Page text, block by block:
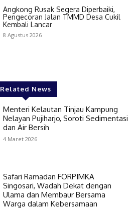
Angkong Rusak Segera Diperbaiki,
Pengecoran Jalan TMMD Desa Cukil
Kembali Lancar
8 Agustus 2026
Related News
Menteri Kelautan Tinjau Kampung
Nelayan Pujiharjo, Soroti Sedimentasi
dan Air Bersih
4 Maret 2026
Safari Ramadan FORPIMKA
Singosari, Wadah Dekat dengan
Ulama dan Membaur Bersama
Warga dalam Kebersamaan